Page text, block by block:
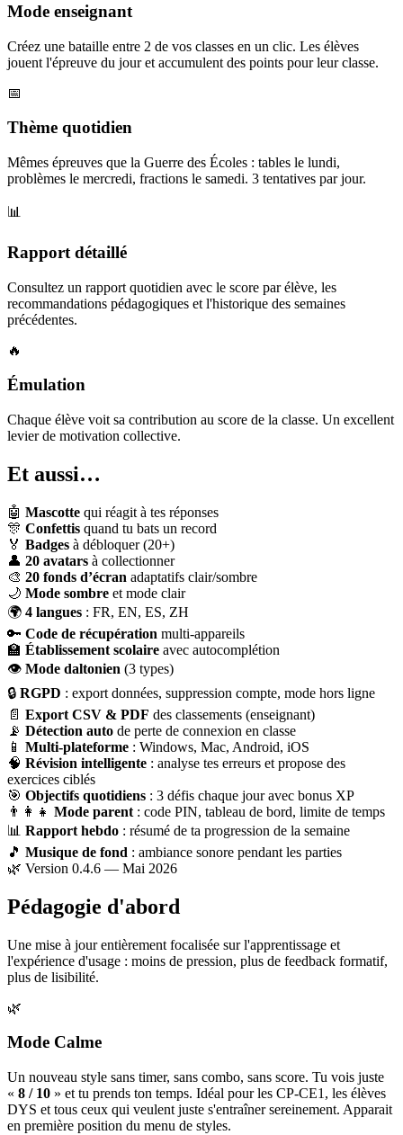
Mode enseignant
Créez une bataille entre 2 de vos classes en un clic. Les élèves
jouent l'épreuve du jour et accumulent des points pour leur classe.
📅
Thème quotidien
Mêmes épreuves que la Guerre des Écoles : tables le lundi,
problèmes le mercredi, fractions le samedi. 3 tentatives par jour.
📊
Rapport détaillé
Consultez un rapport quotidien avec le score par élève, les
recommandations pédagogiques et l'historique des semaines
précédentes.
🔥
Émulation
Chaque élève voit sa contribution au score de la classe. Un excellent
levier de motivation collective.
Et aussi…
🤖 Mascotte qui réagit à tes réponses
🎊 Confettis quand tu bats un record
🏅 Badges à débloquer (20+)
👤 20 avatars à collectionner
🎨 20 fonds d’écran adaptatifs clair/sombre
🌙 Mode sombre et mode clair
🌍 4 langues : FR, EN, ES, ZH
🔑 Code de récupération multi-appareils
🏫 Établissement scolaire avec autocomplétion
👁 Mode daltonien (3 types)
🔒 RGPD : export données, suppression compte, mode hors ligne
📄 Export CSV & PDF des classements (enseignant)
📡 Détection auto de perte de connexion en classe
📱 Multi-plateforme : Windows, Mac, Android, iOS
🧠 Révision intelligente : analyse tes erreurs et propose des
exercices ciblés
🎯 Objectifs quotidiens : 3 défis chaque jour avec bonus XP
👨‍👩‍👧 Mode parent : code PIN, tableau de bord, limite de temps
📊 Rapport hebdo : résumé de ta progression de la semaine
🎵 Musique de fond : ambiance sonore pendant les parties
🌿 Version 0.4.6 — Mai 2026
Pédagogie d'abord
Une mise à jour entièrement focalisée sur l'apprentissage et
l'expérience d'usage : moins de pression, plus de feedback formatif,
plus de lisibilité.
🌿
Mode Calme
Un nouveau style sans timer, sans combo, sans score. Tu vois juste
« 8 / 10 » et tu prends ton temps. Idéal pour les CP-CE1, les élèves
DYS et tous ceux qui veulent juste s'entraîner sereinement. Apparait
en première position du menu de styles.